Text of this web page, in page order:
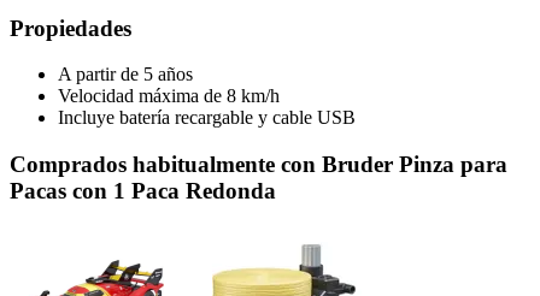
Propiedades
A partir de 5 años
Velocidad máxima de 8 km/h
Incluye batería recargable y cable USB
Comprados habitualmente con Bruder Pinza para
Pacas con 1 Paca Redonda